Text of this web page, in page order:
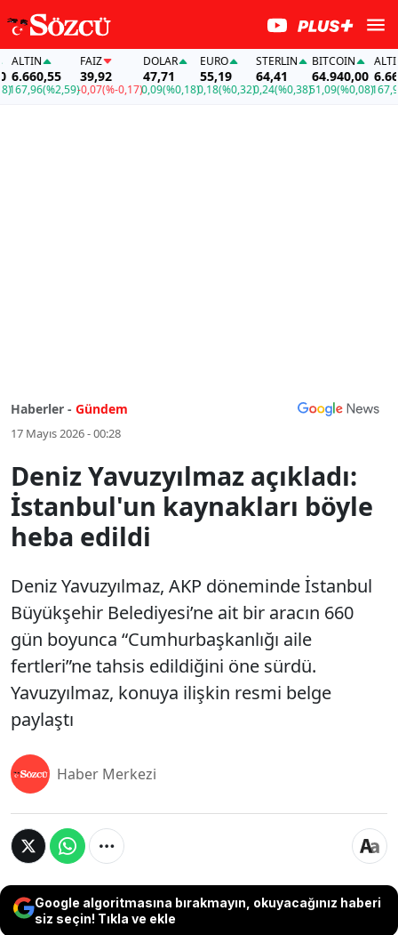
(%2,59)
FAİZ
39,92
-0,07(%-0,17)
DOLAR
47,71
0,09(%0,18)
EURO
55,19
0,18(%0,32)
STERLIN
64,41
0,24(%0,38)
BITCOIN
64.940,00
51,09(%0,08)
ALTIN
167,96
Haberler - Gündem
17 Mayıs 2026 - 00:28
Deniz Yavuzyılmaz açıkladı:
İstanbul'un kaynakları böyle
heba edildi
Deniz Yavuzyılmaz, AKP döneminde İstanbul
Büyükşehir Belediyesi’ne ait bir aracın 660
gün boyunca “Cumhurbaşkanlığı aile
fertleri”ne tahsis edildiğini öne sürdü.
Yavuzyılmaz, konuya ilişkin resmi belge
paylaştı
Haber Merkezi
Google algoritmasına bırakmayın, okuyacağınız haberi
siz seçin! Tıkla ve ekle